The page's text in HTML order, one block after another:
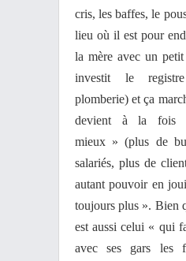
cris, les baffes, le
lieu où il est pour
la mère avec un
investit le
plomberie) et ça
devient à la fois
mieux » (plus de
salariés, plus de
autant pouvoir en
toujours plus ». Bien
est aussi celui « qui
avec ses gars les